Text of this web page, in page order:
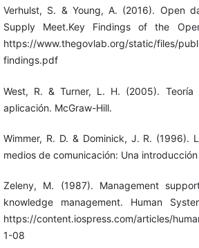
Verhulst, S. & Young, A. (2016). Open
Supply Meet.Key Findings of the
https://www.thegovlab.org/static/files/
findings.pdf
West, R. & Turner, L. H. (2005). Teoría
aplicación. McGraw-Hill.
Wimmer, R. D. & Dominick, J. R. (1996).
medios de comunicación: Una
Zeleny, M. (1987). Management
knowledge management. Human
https://content.iospress.com/articles/
1-08